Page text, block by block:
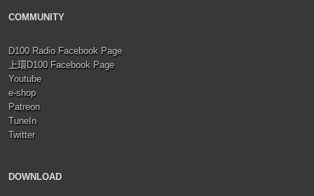
COMMUNITY
D100 Radio Facebook Page
上環D100 Facebook Page
Youtube
e-shop
Patreon
TuneIn
Twitter
DOWNLOAD